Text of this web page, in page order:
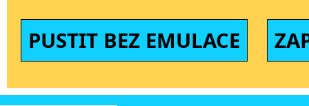
PUSTIT BEZ EMULACE